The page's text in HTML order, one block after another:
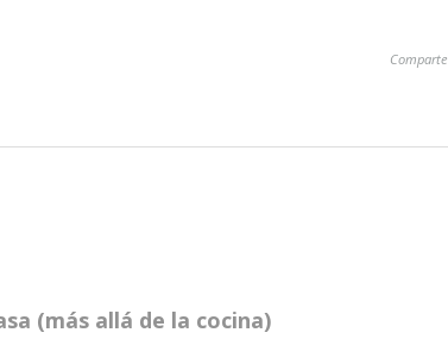
Comparte
(más allá de la cocina)